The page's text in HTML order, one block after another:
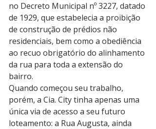
no Decreto Municipal nº 3227, datado
de 1929, que estabelecia a proibição
de construção de prédios não
residenciais, bem como a obediência
ao recuo obrigatório do alinhamento
da rua para toda a extensão do
bairro.
Quando começou seu trabalho,
porém, a Cia. City tinha apenas uma
única via de acesso a seu futuro
loteamento: a Rua Augusta, ainda